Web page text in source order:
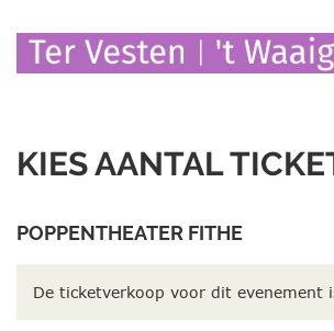
KIES AANTAL
POPPENTHEATER FITHE
De ticketverkoop voor dit evenement